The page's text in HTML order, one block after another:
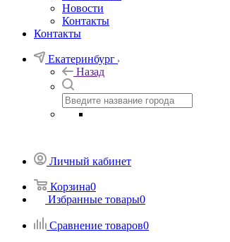
Новости
Контакты
Контакты
Екатеринбург
Назад
Личный кабинет
Корзина0
Избранные товары0
Сравнение товаров0